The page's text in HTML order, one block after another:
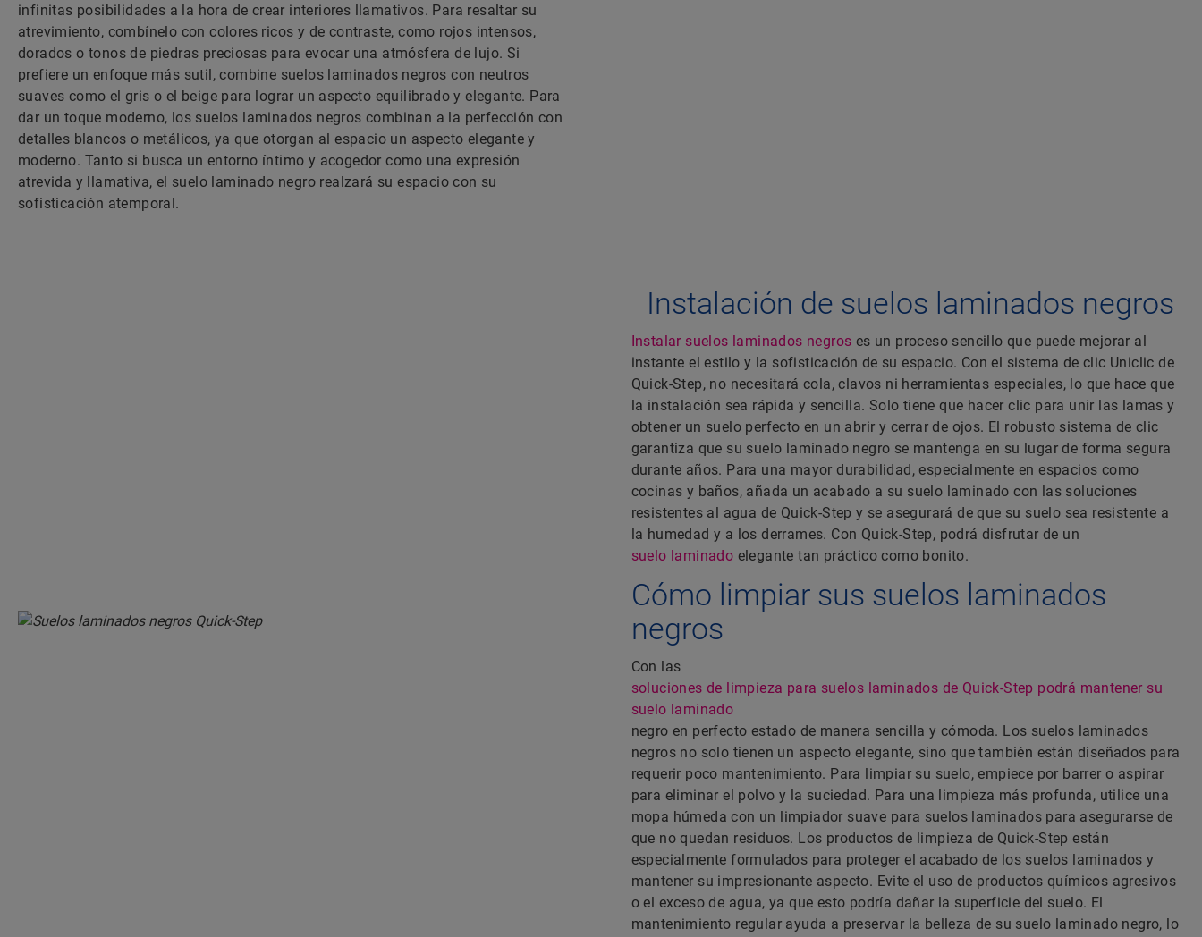
infinitas posibilidades a la hora de crear interiores llamativos. Para resaltar su
atrevimiento, combínelo con colores ricos y de contraste, como rojos intensos,
dorados o tonos de piedras preciosas para evocar una atmósfera de lujo. Si
prefiere un enfoque más sutil, combine suelos laminados negros con neutros
suaves como el gris o el beige para lograr un aspecto equilibrado y elegante. Para
dar un toque moderno, los suelos laminados negros combinan a la perfección con
detalles blancos o metálicos, ya que otorgan al espacio un aspecto elegante y
moderno. Tanto si busca un entorno íntimo y acogedor como una expresión
atrevida y llamativa, el suelo laminado negro realzará su espacio con su
sofisticación atemporal.
Instalación de suelos laminados negros
Instalar suelos laminados negros es un proceso sencillo que puede mejorar al
instante el estilo y la sofisticación de su espacio. Con el sistema de clic Uniclic de
Quick-Step, no necesitará cola, clavos ni herramientas especiales, lo que hace que
la instalación sea rápida y sencilla. Solo tiene que hacer clic para unir las lamas y
obtener un suelo perfecto en un abrir y cerrar de ojos. El robusto sistema de clic
garantiza que su suelo laminado negro se mantenga en su lugar de forma segura
durante años. Para una mayor durabilidad, especialmente en espacios como
cocinas y baños, añada un acabado a su suelo laminado con las soluciones
resistentes al agua de Quick-Step y se asegurará de que su suelo sea resistente a
la humedad y a los derrames. Con Quick-Step, podrá disfrutar de un
suelo laminado elegante tan práctico como bonito.
Cómo limpiar sus suelos laminados
negros
Con las
soluciones de limpieza para suelos laminados de Quick-Step podrá mantener su
suelo laminado
negro en perfecto estado de manera sencilla y cómoda. Los suelos laminados
negros no solo tienen un aspecto elegante, sino que también están diseñados para
requerir poco mantenimiento. Para limpiar su suelo, empiece por barrer o aspirar
para eliminar el polvo y la suciedad. Para una limpieza más profunda, utilice una
mopa húmeda con un limpiador suave para suelos laminados para asegurarse de
que no quedan residuos. Los productos de limpieza de Quick-Step están
especialmente formulados para proteger el acabado de los suelos laminados y
mantener su impresionante aspecto. Evite el uso de productos químicos agresivos
o el exceso de agua, ya que esto podría dañar la superficie del suelo. El
mantenimiento regular ayuda a preservar la belleza de su suelo laminado negro, lo